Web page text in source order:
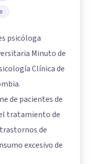
psicóloga
Minuto de
Clínica de
de pacientes de
tratamiento de
de
excesivo de